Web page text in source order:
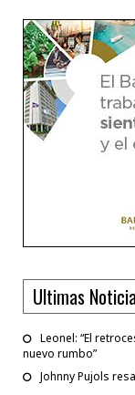
Ultimas
Leonel: “El
nuevo rumbo”
Johnny Pujols